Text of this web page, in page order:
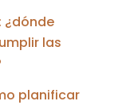
¿dónde
las
planificar